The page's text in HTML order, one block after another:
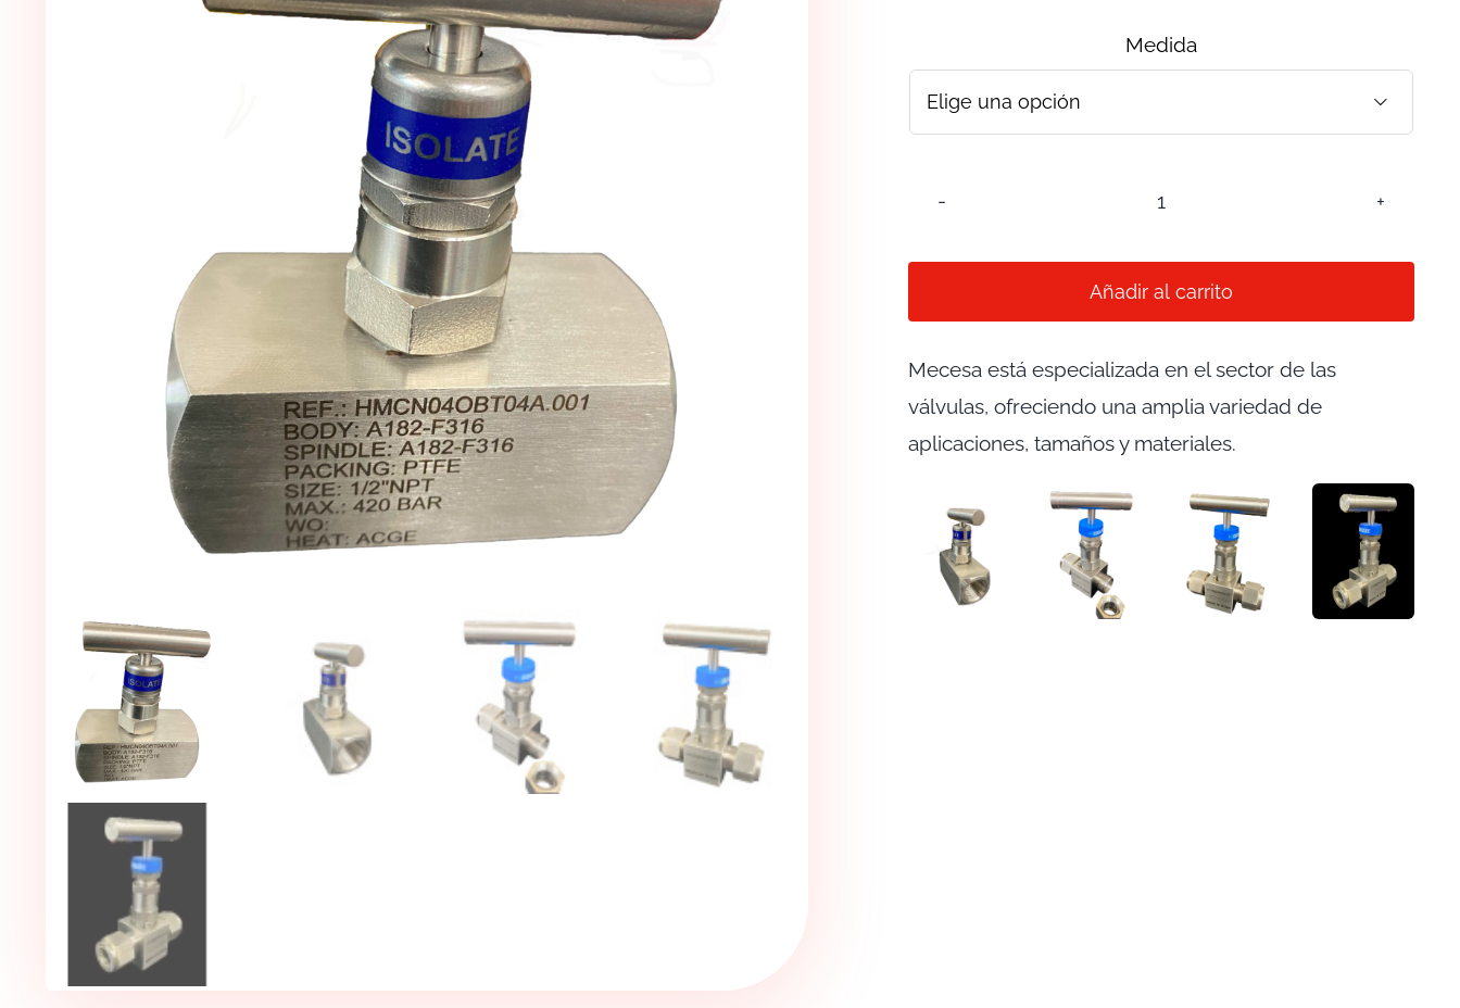
Medida

MANIFOLD
Añadir al carrito
Mecesa está especializada en el sector de las
válvulas, ofreciendo una amplia variedad de
aplicaciones, tamaños y materiales.